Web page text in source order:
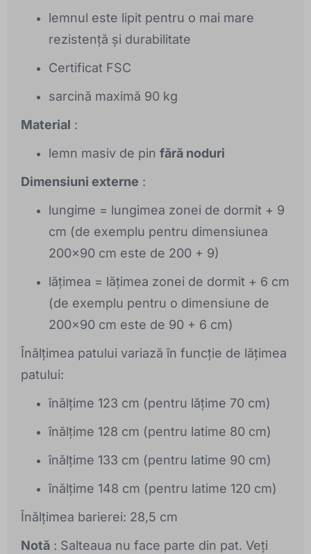
lemnul este lipit pentru o mai mare
rezistență și durabilitate
Certificat FSC
sarcină maximă 90 kg
Material :
lemn masiv de pin fără noduri
Dimensiuni externe :
lungime = lungimea zonei de dormit + 9
cm (de exemplu pentru dimensiunea
200x90 cm este de 200 + 9)
lățimea = lățimea zonei de dormit + 6 cm
(de exemplu pentru o dimensiune de
200x90 cm este de 90 + 6 cm)
Înălțimea patului variază în funcție de lățimea
patului:
înălțime 123 cm (pentru lățime 70 cm)
înălțime 128 cm (pentru latime 80 cm)
înălțime 133 cm (pentru latime 90 cm)
înălțime 148 cm (pentru latime 120 cm)
Înălțimea barierei: 28,5 cm
Notă : Salteaua nu face parte din pat. Veți